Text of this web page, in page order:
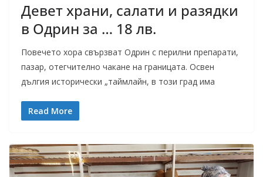
Девет храни, салати и разядки
в Одрин за … 18 лв.
Повечето хора свързват Одрин с перилни препарати,
пазар, отегчително чакане на границата. Освен
дългия исторически „таймлайн, в този град има
Read More